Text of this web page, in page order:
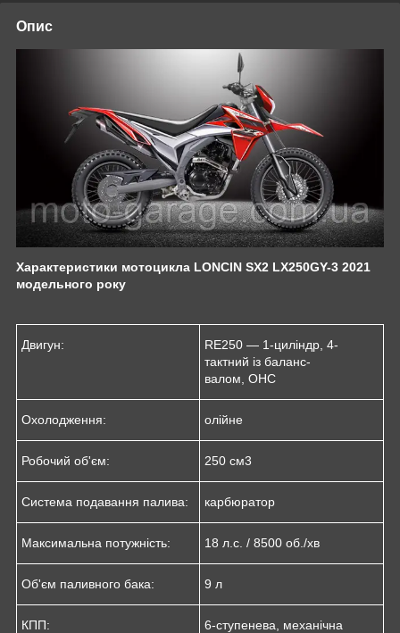
Опис
Характеристики мотоцикла LONCIN SX2 LX250GY-3 2021
модельного року
Двигун:
RE250 — 1-циліндр, 4-
тактний із баланс-
валом, OHC
Охолодження: олійне
Робочий об'єм: 250 см3
Система подавання палива: карбюратор
Максимальна потужність: 18 л.с. / 8500 об./хв
Об'єм паливного бака: 9 л
КПП: 6-ступенева, механічна